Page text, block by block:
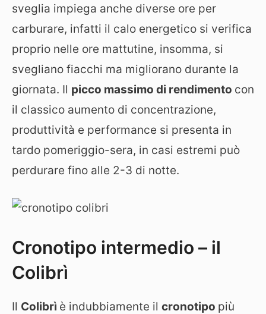
sveglia impiega anche diverse ore per
carburare, infatti il calo energetico si verifica
proprio nelle ore mattutine, insomma, si
svegliano fiacchi ma migliorano durante la
giornata. Il picco massimo di rendimento con
il classico aumento di concentrazione,
produttività e performance si presenta in
tardo pomeriggio-sera, in casi estremi può
perdurare fino alle 2-3 di notte.
Cronotipo intermedio – il
Colibrì
Il Colibrì è indubbiamente il cronotipo più